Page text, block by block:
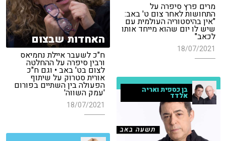
מרים פרץ סיפרה על
התחושות לאחר צום ט' באב:
"אין בהיסטוריה העולמית עם
שיש לו יום שהוא מייחד אותו
לכאב"
18/07/2021
האחדות שבצום
ח"כ לשעבר איילת נחמיאס
ורבין סיפרה על ההחלטה
לצום בט' באב • וגם ח"כ
אורית סטרוק על שיתוף
הפעולה בין השתיים בפורום
'עמק השווה'
18/07/2021
בן כספית ואריה
אלדד